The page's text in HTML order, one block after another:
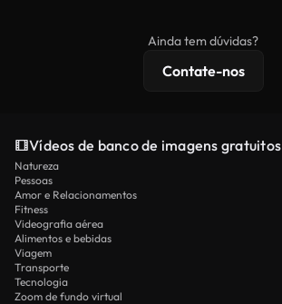
licenciamento estendidas.
Ainda tem dúvidas?
Contate-nos
Vídeos de banco de imagens gratuitos
Natureza
Pessoas
Amor e Relacionamentos
Fitness
Videografia aérea
Alimentos e bebidas
Viagem
Transporte
Tecnologia
Zoom de fundo virtual